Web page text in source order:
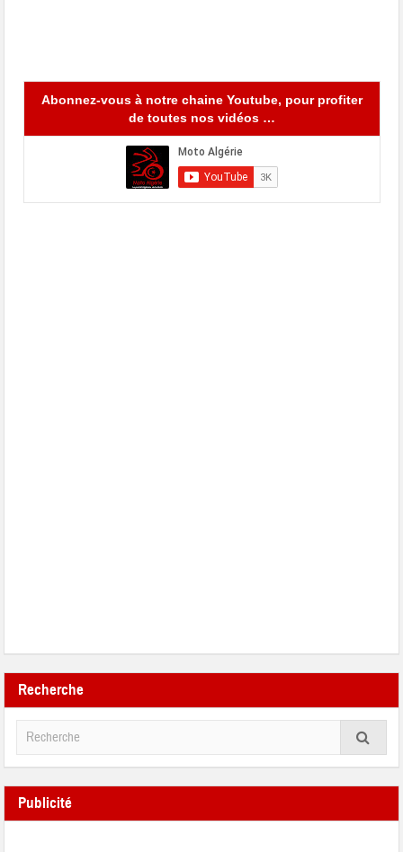
Abonnez-vous à notre chaine Youtube, pour profiter
de toutes nos vidéos …
Recherche
Publicité